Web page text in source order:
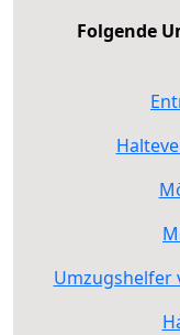
Folgende
Umzugshelfer